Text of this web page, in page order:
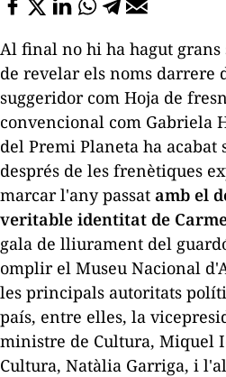
Al final no hi ha hagut grans
de revelar els noms darrere
suggeridor com Hoja de
convencional com Gabriela
del Premi Planeta ha acabat
després de les frenètiques
marcar l'any passat amb el
veritable identitat de
gala de lliurament del
omplir el Museu Nacional
les principals autoritats
país, entre elles, la
ministre de Cultura, Miquel
Cultura, Natàlia Garriga, i